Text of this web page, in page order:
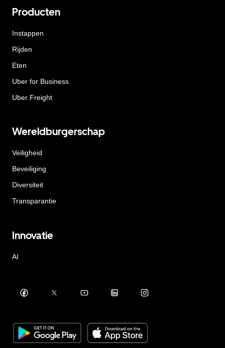
Producten
Instappen
Rijden
Eten
Uber for Business
Uber Freight
Wereldburgerschap
Veiligheid
Beveiliging
Diversiteit
Transparantie
Innovatie
AI